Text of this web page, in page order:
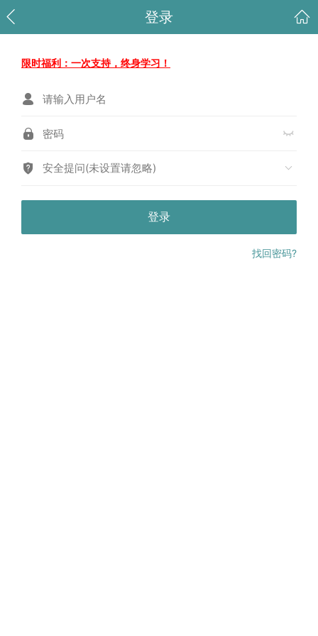
登录
限时福利：一次支持，终身学习！
安全提问(未设置请忽略)
登录
找回密码?